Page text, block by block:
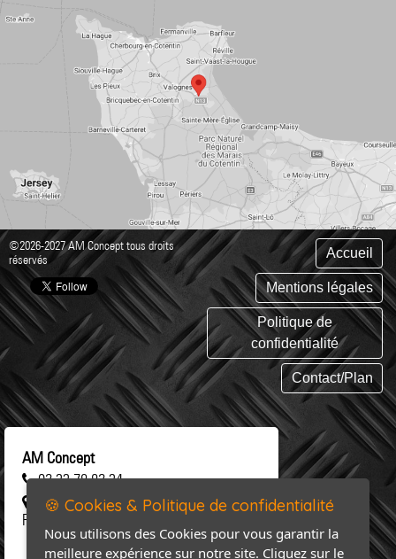
©2026-2027 AM Concept tous droits
réservés
AM Concept
02 33 78 82 34
461 rue Saint-Clair 50 310 SAINT-
FLOXEL
Accueil
Mentions légales
Politique de
confidentialité
Contact/Plan
🍪 Cookies & Politique de confidentialité
Nous utilisons des Cookies pour vous garantir la
meilleure expérience sur notre site. Cliquez sur le